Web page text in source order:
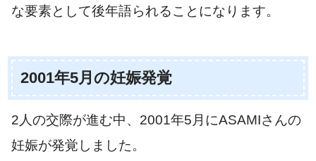
な要素として後年語られることになります。
2001年5月の妊娠発覚
2人の交際が進む中、2001年5月にASAMIさんの
妊娠が発覚しました。